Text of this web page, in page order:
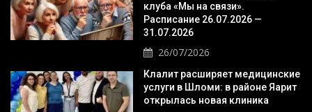
клуба «Мы на связи».
Расписание 26.07.2026 —
31.07.2026
26/07/2026
Клалит расширяет медицинские
услуги в Шломи: в районе Яарит
открылась новая клиника